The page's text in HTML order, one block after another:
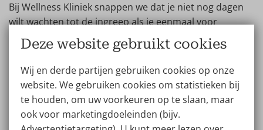
Bij Wellness Kliniek snappen we dat je niet nog dagen
wilt wachten tot de ingreep als je eenmaal voor
spataders verwijderen hebt gekozen. We bieden
daarom snelle service. Kom je de ene dag op consult,
dan kunnen we je optioneel de volgende dag al
behandelen. Onze Next Day Surgery Service is gratis
aan te vragen.
Deze website gebruikt cookies
Wij en derde partijen gebruiken cookies op onze
website. We gebruiken cookies om statistieken bij
te houden, om uw voorkeuren op te slaan, maar
ook voor marketingdoeleinden (bijv.